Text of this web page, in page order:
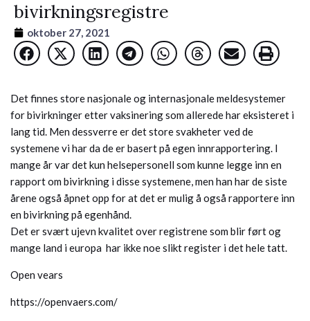
bivirkningsregistre
oktober 27, 2021
Det finnes store nasjonale og internasjonale meldesystemer
for bivirkninger etter vaksinering som allerede har eksisteret i
lang tid. Men dessverre er det store svakheter ved de
systemene vi har da de er basert på egen innrapportering. I
mange år var det kun helsepersonell som kunne legge inn en
rapport om bivirkning i disse systemene, men han har de siste
årene også åpnet opp for at det er mulig å også rapportere inn
en bivirkning på egenhånd.
Det er svært ujevn kvalitet over registrene som blir ført og
mange land i europa har ikke noe slikt register i det hele tatt.
Open vears
https://openvaers.com/